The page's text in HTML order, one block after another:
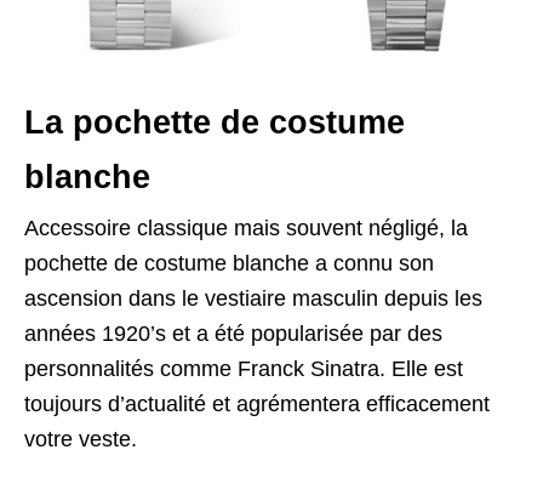
La pochette de costume
blanche
Accessoire classique mais souvent négligé, la
pochette de costume blanche a connu son
ascension dans le vestiaire masculin depuis les
années 1920’s et a été popularisée par des
personnalités comme Franck Sinatra. Elle est
toujours d’actualité et agrémentera efficacement
votre veste.